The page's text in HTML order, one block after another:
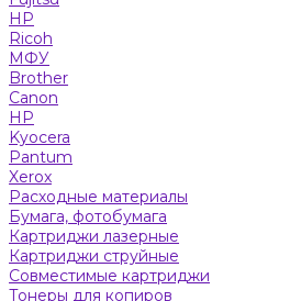
HP
Ricoh
МФУ
Brother
Canon
HP
Kyocera
Pantum
Xerox
Расходные материалы
Бумага, фотобумага
Картриджи лазерные
Картриджи струйные
Совместимые картриджи
Тонеры для копиров